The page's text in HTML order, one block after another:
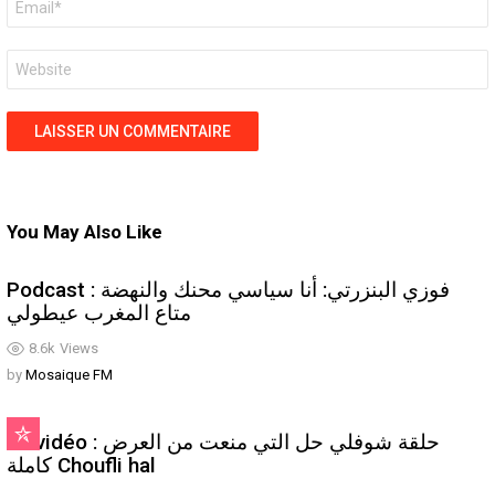
mail
*
web
You May Also Like
8.6k Views
Podcast : فوزي البنزرتي: أنا سياسي محنك والنهضة
متاع المغرب عيطولي
by Mosaique FM
En vidéo : حلقة شوفلي حل التي منعت من العرض
كاملة Choufli hal